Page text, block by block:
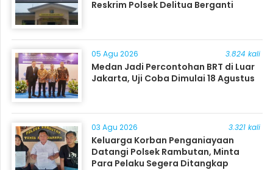
Reskrim Polsek Delitua Berganti
05 Agu 2026 3.824 kali
Medan Jadi Percontohan BRT di Luar
Jakarta, Uji Coba Dimulai 18 Agustus
03 Agu 2026 3.321 kali
Keluarga Korban Penganiayaan
Datangi Polsek Rambutan, Minta
Para Pelaku Segera Ditangkap